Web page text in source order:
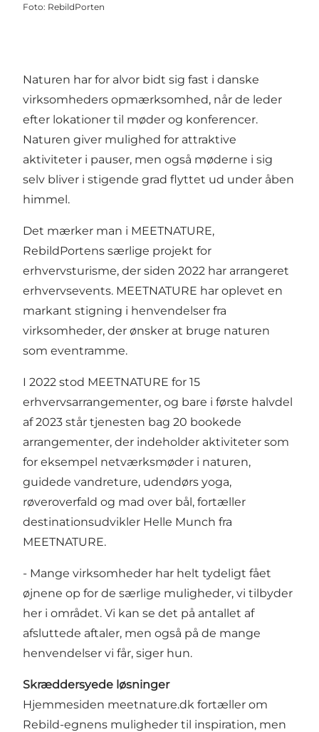
Foto: RebildPorten
Naturen har for alvor bidt sig fast i danske
virksomheders opmærksomhed, når de leder
efter lokationer til møder og konferencer.
Naturen giver mulighed for attraktive
aktiviteter i pauser, men også møderne i sig
selv bliver i stigende grad flyttet ud under åben
himmel.
Det mærker man i MEETNATURE,
RebildPortens særlige projekt for
erhvervsturisme, der siden 2022 har arrangeret
erhvervsevents. MEETNATURE har oplevet en
markant stigning i henvendelser fra
virksomheder, der ønsker at bruge naturen
som eventramme.
I 2022 stod MEETNATURE for 15
erhvervsarrangementer, og bare i første halvdel
af 2023 står tjenesten bag 20 bookede
arrangementer, der indeholder aktiviteter som
for eksempel netværksmøder i naturen,
guidede vandreture, udendørs yoga,
røveroverfald og mad over bål, fortæller
destinationsudvikler Helle Munch fra
MEETNATURE.
- Mange virksomheder har helt tydeligt fået
øjnene op for de særlige muligheder, vi tilbyder
her i området. Vi kan se det på antallet af
afsluttede aftaler, men også på de mange
henvendelser vi får, siger hun.
Skræddersyede løsninger
Hjemmesiden meetnature.dk fortæller om
Rebild-egnens muligheder til inspiration, men